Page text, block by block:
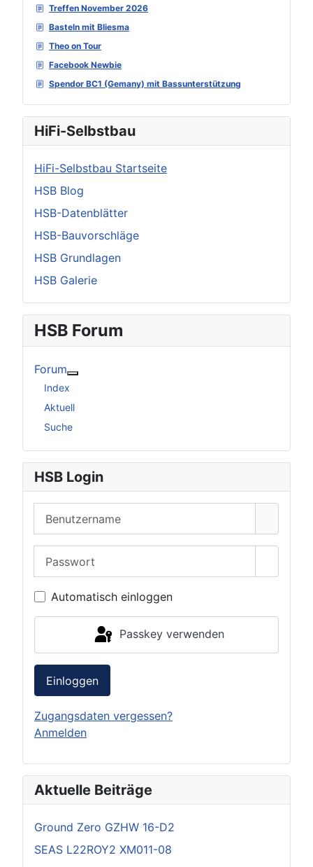
Treffen November 2026
Basteln mit Bliesma
Theo on Tour
Facebook Newbie
Spendor BC1 (Gemany) mit Bassunterstützung
HiFi-Selbstbau
HiFi-Selbstbau Startseite
HSB Blog
HSB-Datenblätter
HSB-Bauvorschläge
HSB Grundlagen
HSB Galerie
HSB Forum
Forum
Index
Aktuell
Suche
HSB Login
Automatisch einloggen
Passkey verwenden
Einloggen
Zugangsdaten vergessen?
Anmelden
Aktuelle Beiträge
Ground Zero GZHW 16-D2
SEAS L22ROY2 XM011-08